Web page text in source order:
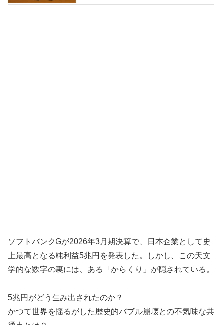
ソフトバンクGが2026年3月期決算で、日本企業として史
上最高となる純利益5兆円を発表した。しかし、この天文
学的な数字の裏には、ある「からくり」が隠されている。
5兆円がどう生み出されたのか？
かつて世界を揺るがした歴史的バブル崩壊との不気味な共